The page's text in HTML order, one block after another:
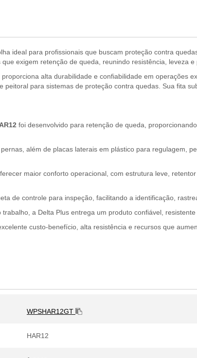
ideal para profissionais que buscam proteção contra
exigem retenção de queda, reunindo resistência, leveza
proporciona alta durabilidade e confiabilidade em operações
para sistemas de proteção contra quedas. Sua fita
foi desenvolvido para retenção de queda,
além de placas laterais em plástico para regulagem,
maior conforto operacional, com estrutura leve,
de controle para inspeção, facilitando a identificação,
a Delta Plus entrega um produto confiável,
custo-benefício, alta resistência e recursos que
WPSHAR12GT
HAR12